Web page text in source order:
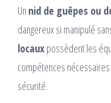
Un nid de guêpes ou
dangereux si manipulé
locauxpossèdent les
compétences
sécurité.